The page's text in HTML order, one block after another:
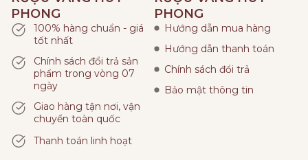
PHONG
100% hàng chuẩn - giá
tốt nhất
Chính sách đổi trả sản
phẩm trong vòng 07
ngày
Giao hàng tận nơi, vận
chuyển toàn quốc
Thanh toán linh hoạt
PHONG
Hướng dẫn mua hàng
Hướng dẫn thanh toán
Chính sách đổi trả
Bảo mật thông tin